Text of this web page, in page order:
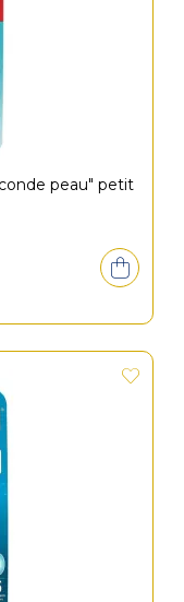
peau" petit